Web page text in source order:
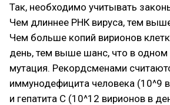
Так, необходимо учитывать
Чем длиннее РНК вируса, тем
Чем больше копий вирионов
день, тем выше шанс, что в одном
мутация. Рекордсменами
иммунодефицита человека (10^9
и гепатита С (10^12 вирионов в